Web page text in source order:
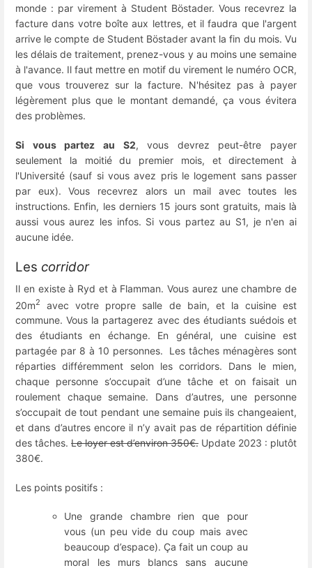
monde : par virement à Student Böstader. Vous recevrez la
facture dans votre boîte aux lettres, et il faudra que l'argent
arrive le compte de Student Böstader avant la fin du mois. Vu
les délais de traitement, prenez-vous y au moins une semaine
à l'avance. Il faut mettre en motif du virement le numéro OCR,
que vous trouverez sur la facture. N'hésitez pas à payer
légèrement plus que le montant demandé, ça vous évitera
des problèmes.
Si vous partez au S2, vous devrez peut-être payer
seulement la moitié du premier mois, et directement à
l'Université (sauf si vous avez pris le logement sans passer
par eux). Vous recevrez alors un mail avec toutes les
instructions. Enfin, les derniers 15 jours sont gratuits, mais là
aussi vous aurez les infos. Si vous partez au S1, je n'en ai
aucune idée.
Les corridor
Il en existe à Ryd et à Flamman. Vous aurez une chambre de
20m2
avec votre propre salle de bain, et la cuisine est
commune. Vous la partagerez avec des étudiants suédois et
des étudiants en échange. En général, une cuisine est
partagée par 8 à 10 personnes. Les tâches ménagères sont
réparties différemment selon les corridors. Dans le mien,
chaque personne s’occupait d’une tâche et on faisait un
roulement chaque semaine. Dans d’autres, une personne
s’occupait de tout pendant une semaine puis ils changeaient,
et dans d’autres encore il n’y avait pas de répartition définie
des tâches. Le loyer est d’environ 350€. Update 2023 : plutôt
380€.
Les points positifs :
Une grande chambre rien que pour
vous (un peu vide du coup mais avec
beaucoup d’espace). Ça fait un coup au
moral les murs blancs sans aucune